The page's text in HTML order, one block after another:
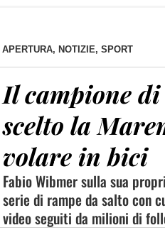
APERTURA, NOTIZIE, SPORT
Il campione
scelto la
volare in bici
Fabio Wibmer sulla sua
serie di rampe da salto con
video seguiti da milioni di